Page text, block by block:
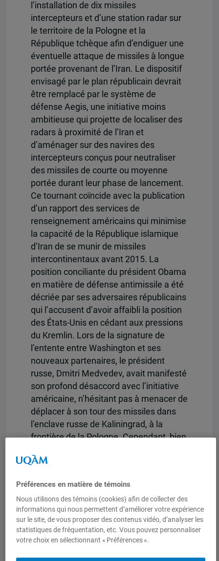
l’installation de dix missiles
intercepteurs et d’une station radar sur
le territoire de la Pologne et la
République tchèque afin d’endiguer une
éventuelle attaque de missiles à longue
portée provenant de l’Iran. Le dispositif
envisagé par le plan républicain devrait
être remplacé par le système de
défense Aegis, une initiative moins
ambitieuse qui projette de localiser des
radars à proximité de l’Iran et
d’aménager sur des navires des
intercepteurs conçus pour neutraliser
des missiles de courte ou moyenne
portée durant leur phase de lancement.
Ce tournant coïncide avec la publication
d’un rapport des services de
renseignement américains qui minimise
la capacité de la République islamique
d’Iran de se munir de missiles
intercontinentaux avant 2015. La
position conciliante du président Obama
en matière de défense antimissile a été
décriée par ses adversaires républicains
qui l’accusent d’avoir affaibli la position
des États-Unis en cédant aux pressions
du Kremlin. Lors de la signature de
l’entente entre Washington et ses
nouveaux partenaires, le président
russe, Dmitri Medvedev, avait manifesté
son profond désaccord avec l’initiative
américaine, n’hésitant pas à menacer de
déplacer à son tour des missiles dans
l’enclave russe de Kaliningrad, à la
frontière de la Pologne. Cependant, bien
été saluée par Moscou, l’épisode des
probablement pas connu son
dénouement final. En effet, le
développement du programme Aegis,
dont certaines composantes devront
être déployées au sol, pourrait faire
Préférences en matière de témoins
Nous utilisons des témoins (cookies) afin de collecter des
informations qui nous permettent d’améliorer votre expérience
sur le site, de vous proposer des contenus vidéo, d’analyser les
statistiques de fréquentation, etc. Vous pouvez personnaliser
votre choix en sélectionnant « Préférences ».